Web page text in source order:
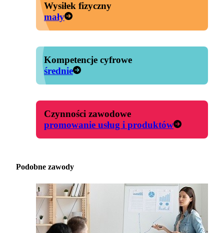
Wysiłek fizyczny
mały
Kompetencje cyfrowe
średnie
Czynności zawodowe
promowanie usług i produktów
Podobne zawody